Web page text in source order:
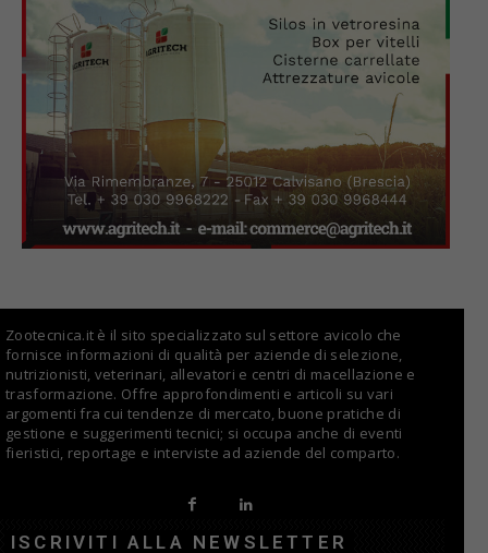
Zootecnica.it è il sito specializzato sul settore avicolo che
fornisce informazioni di qualità per aziende di selezione,
nutrizionisti, veterinari, allevatori e centri di macellazione e
trasformazione. Offre approfondimenti e articoli su vari
argomenti fra cui tendenze di mercato, buone pratiche di
gestione e suggerimenti tecnici; si occupa anche di eventi
fieristici, reportage e interviste ad aziende del comparto.
ISCRIVITI ALLA NEWSLETTER